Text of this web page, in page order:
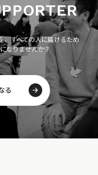
、すべての人に届けるため
なりませんか？
る